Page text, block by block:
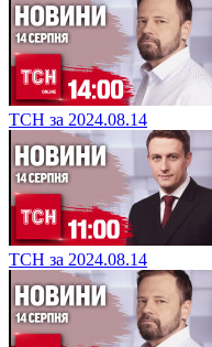
ТСН за 2024.08.14
ТСН за 2024.08.14